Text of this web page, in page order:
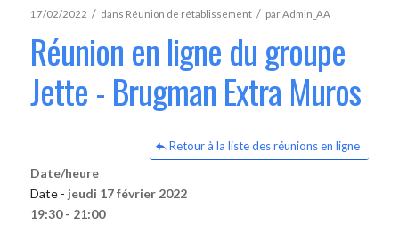
17/02/2022 / dans Réunion de rétablissement / parAdmin_AA
Réunion en ligne du groupe
Jette - Brugman Extra Muros
Retour à la liste des réunions en ligne
Date/heure
Date - jeudi 17 février 2022
19:30 - 21:00